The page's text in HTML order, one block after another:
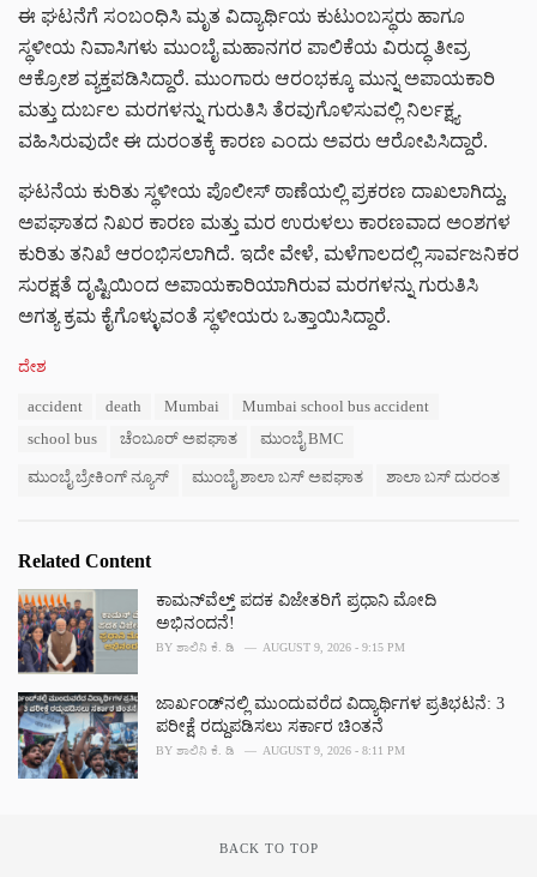
ಈ ಘಟನೆಗೆ ಸಂಬಂಧಿಸಿ ಮೃತ ವಿದ್ಯಾರ್ಥಿಯ ಕುಟುಂಬಸ್ಥರು ಹಾಗೂ
ಸ್ಥಳೀಯ ನಿವಾಸಿಗಳು ಮುಂಬೈ ಮಹಾನಗರ ಪಾಲಿಕೆಯ ವಿರುದ್ಧ ತೀವ್ರ
ಆಕ್ರೋಶ ವ್ಯಕ್ತಪಡಿಸಿದ್ದಾರೆ. ಮುಂಗಾರು ಆರಂಭಕ್ಕೂ ಮುನ್ನ ಅಪಾಯಕಾರಿ
ಮತ್ತು ದುರ್ಬಲ ಮರಗಳನ್ನು ಗುರುತಿಸಿ ತೆರವುಗೊಳಿಸುವಲ್ಲಿ ನಿರ್ಲಕ್ಷ್ಯ
ವಹಿಸಿರುವುದೇ ಈ ದುರಂತಕ್ಕೆ ಕಾರಣ ಎಂದು ಅವರು ಆರೋಪಿಸಿದ್ದಾರೆ.
ಘಟನೆಯ ಕುರಿತು ಸ್ಥಳೀಯ ಪೊಲೀಸ್ ಠಾಣೆಯಲ್ಲಿ ಪ್ರಕರಣ ದಾಖಲಾಗಿದ್ದು,
ಅಪಘಾತದ ನಿಖರ ಕಾರಣ ಮತ್ತು ಮರ ಉರುಳಲು ಕಾರಣವಾದ ಅಂಶಗಳ
ಕುರಿತು ತನಿಖೆ ಆರಂಭಿಸಲಾಗಿದೆ. ಇದೇ ವೇಳೆ, ಮಳೆಗಾಲದಲ್ಲಿ ಸಾರ್ವಜನಿಕರ
ಸುರಕ್ಷತೆ ದೃಷ್ಟಿಯಿಂದ ಅಪಾಯಕಾರಿಯಾಗಿರುವ ಮರಗಳನ್ನು ಗುರುತಿಸಿ
ಅಗತ್ಯ ಕ್ರಮ ಕೈಗೊಳ್ಳುವಂತೆ ಸ್ಥಳೀಯರು ಒತ್ತಾಯಿಸಿದ್ದಾರೆ.
C
s
ದೇಶ
accident death Mumbai
Mumbai school bus accident
school bus
ಚೆಂಬೂರ್ ಅಪಘಾತ ಮುಂಬೈ BMC
ಮುಂಬೈ ಬ್ರೇಕಿಂಗ್ ನ್ಯೂಸ್ ಮುಂಬೈ ಶಾಲಾ ಬಸ್ ಅಪಘಾತ ಶಾಲಾ ಬಸ್ ದುರಂತ
Related Content
ಕಾಮನ್‌ವೆಲ್ತ್ ಪದಕ ವಿಜೇತರಿಗೆ ಪ್ರಧಾನಿ ಮೋದಿ
ಅಭಿನಂದನೆ!
BY ಶಾಲಿನಿ ಕೆ. ಡಿ AUGUST 9, 2026 - 9:15 PM
ಜಾರ್ಖಂಡ್‌ನಲ್ಲಿ ಮುಂದುವರೆದ ವಿದ್ಯಾರ್ಥಿಗಳ ಪ್ರತಿಭಟನೆ: 3
ಪರೀಕ್ಷೆ ರದ್ದುಪಡಿಸಲು ಸರ್ಕಾರ ಚಿಂತನೆ
BY ಶಾಲಿನಿ ಕೆ. ಡಿ AUGUST 9, 2026 - 8:11 PM
BACK TO TOP